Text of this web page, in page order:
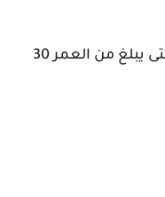
يمكن أن يعيش الجاموس حتى يبلغ من العمر 30